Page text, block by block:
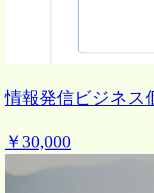
情報発信ビジネス
￥30,000